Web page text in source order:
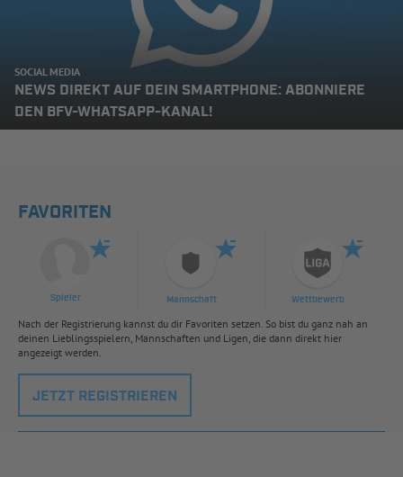
SOCIAL MEDIA
NEWS DIREKT AUF DEIN SMARTPHONE: ABONNIERE
DEN BFV-WHATSAPP-KANAL!
FAVORITEN
Spieler Mannschaft Wettbewerb
Nach der Registrierung kannst du dir Favoriten setzen. So bist du ganz nah an
deinen Lieblingsspielern, Mannschaften und Ligen, die dann direkt hier
angezeigt werden.
JETZT REGISTRIEREN